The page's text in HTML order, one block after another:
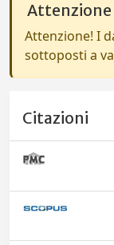
Attenzione
Attenzione! I
sottoposti a
Citazioni